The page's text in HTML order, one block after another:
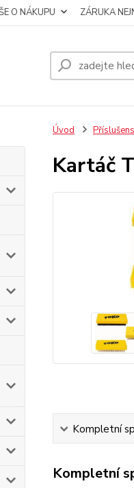
O NÁKUPU ZÁRUKA
Úvod
Kartáč
Kompletní
Kompletní